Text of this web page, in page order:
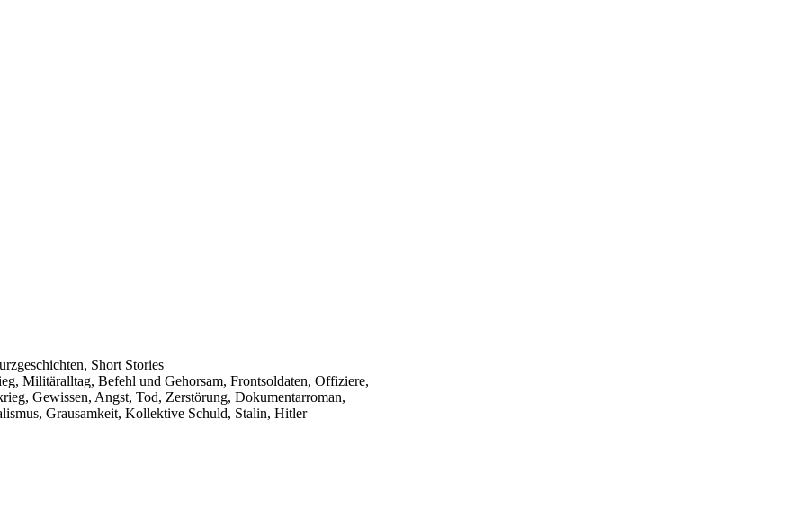
Short Stories
Militäralltag, Befehl und Gehorsam, Frontsoldaten, Offiziere,
Gewissen, Angst, Tod, Zerstörung, Dokumentarroman,
Grausamkeit, Kollektive Schuld, Stalin, Hitler